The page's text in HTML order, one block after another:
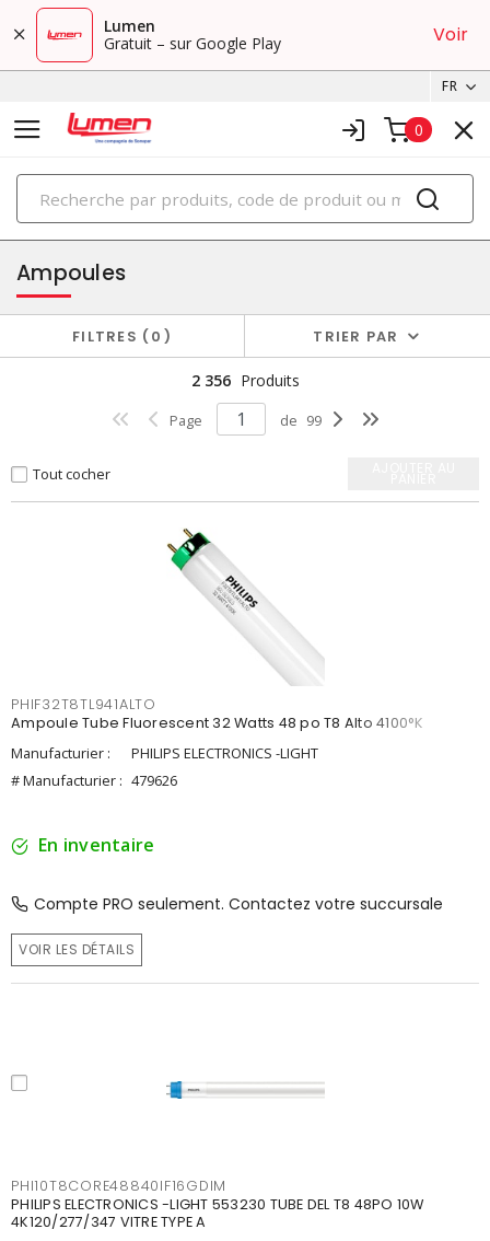
Lumen
Gratuit – sur Google Play
Voir
FR
0
PRODUITS
éclairage
Ampoules
FILTRES 0 TRIER PAR
2 356 Produits
Page de 99
Tout cocher
PHIF32T8TL941ALTO
Ampoule Tube Fluorescent 32 Watts 48 po T8 Alto 4100°K
Manufacturier :
PHILIPS ELECTRONICS -LIGHT
# Manufacturier : 479626
En inventaire
Compte PRO seulement. Contactez votre succursale
VOIR LES DÉTAILS
PHI10T8CORE48840IF16GDIM
PHILIPS ELECTRONICS -LIGHT 553230 TUBE DEL T8 48PO 10W
4K120/277/347 VITRE TYPE A